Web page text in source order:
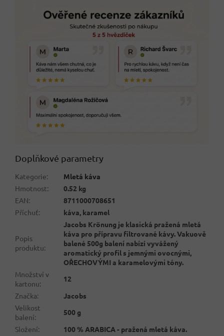
Doplňkové parametry
Kategorie:
Mletá káva
Hmotnost:
0.52 kg
EAN:
8711000708651
Příchuť: káva, karamel
Popis
produktu:
Jacobs Krönung je klasická pražená mletá
káva pro přípravu filtrované kávy. Vakuově
balené 500g balení nabízí vyvážený
aromatický profil s jemnými ovocnými,
OŘECHOVÝMI a karamelovými tóny.
Množství v
kartonu:
12
Značka:
Jacobs
Velikost
balení:
500 g
Složení:
100 % ARABICA - pražená mletá káva.